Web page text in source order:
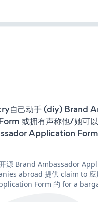
自己动手 (diy) Brand
或拥有声称他/她可
Application
源 Brand Ambassador
abroad 提供 claim to 应
Form 的 for a